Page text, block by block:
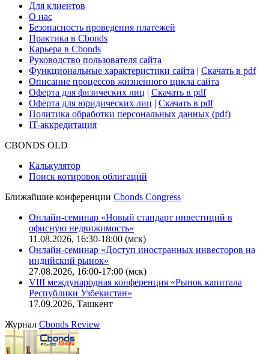
Для клиентов
О нас
Безопасность проведения платежей
Практика в Cbonds
Карьера в Cbonds
Руководство пользователя сайта
Функциональные характеристики сайта | Скачать в pdf
Описание процессов жизненного цикла сайта
Оферта для физических лиц | Скачать в pdf
Оферта для юридических лиц | Скачать в pdf
Политика обработки персональных данных (pdf)
IT-аккредитация
CBONDS OLD
Калькулятор
Поиск котировок облигаций
Ближайшие конференции Cbonds Congress
Онлайн-семинар «Новый стандарт инвестиций в
офисную недвижимость»
11.08.2026, 16:30-18:00 (мск)
Онлайн-семинар «Доступ иностранных инвесторов на
индийский рынок»
27.08.2026, 16:00-17:00 (мск)
VIII международная конференция «Рынок капитала
Республики Узбекистан»
17.09.2026, Ташкент
Журнал Cbonds Review